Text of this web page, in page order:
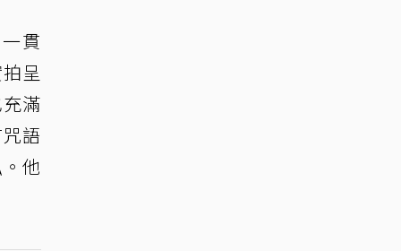
貫
呈
滿
語
他